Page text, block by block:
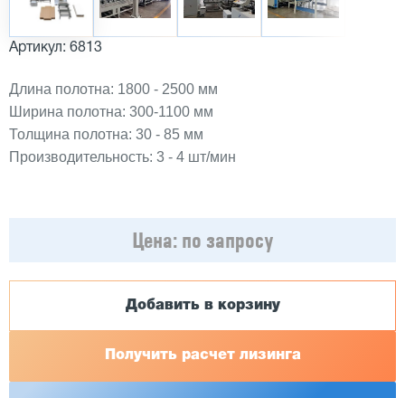
Артикул: 6813
Длина полотна: 1800 - 2500 мм
Ширина полотна: 300-1100 мм
Толщина полотна: 30 - 85 мм
Производительность: 3 - 4 шт/мин
Цена: по запросу
Добавить в корзину
Получить расчет лизинга